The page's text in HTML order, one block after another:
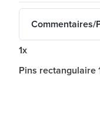
Commentaires/
1x
Pins rectangulaire